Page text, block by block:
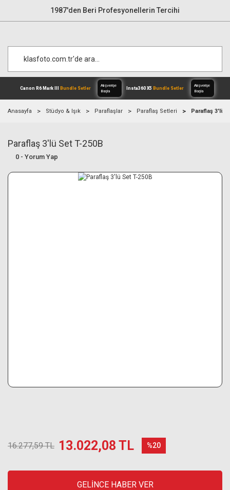
1987'den Beri Profesyonellerin Tercihi
Canon R6 Mark IIIBundle Setler
Anasayfa Stüdyo & Işık Paraflaşlar Paraflaş Setleri Paraflaş 3'lü
Paraflaş 3'lü Set T-250B
0 - Yorum Yap
16.277,59 TL 13.022,08 TL %20
GELİNCE HABER VER